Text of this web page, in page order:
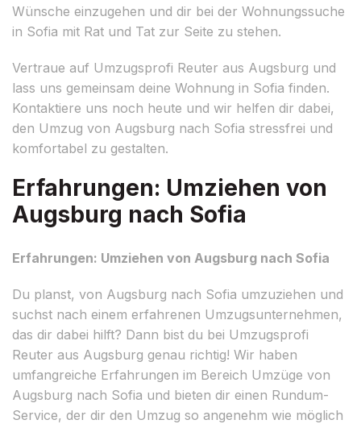
Wünsche einzugehen und dir bei der Wohnungssuche
in Sofia mit Rat und Tat zur Seite zu stehen.
Vertraue auf Umzugsprofi Reuter aus Augsburg und
lass uns gemeinsam deine Wohnung in Sofia finden.
Kontaktiere uns noch heute und wir helfen dir dabei,
den Umzug von Augsburg nach Sofia stressfrei und
komfortabel zu gestalten.
Erfahrungen: Umziehen von
Augsburg nach Sofia
Erfahrungen: Umziehen von Augsburg nach Sofia
Du planst, von Augsburg nach Sofia umzuziehen und
suchst nach einem erfahrenen Umzugsunternehmen,
das dir dabei hilft? Dann bist du bei Umzugsprofi
Reuter aus Augsburg genau richtig! Wir haben
umfangreiche Erfahrungen im Bereich Umzüge von
Augsburg nach Sofia und bieten dir einen Rundum-
Service, der dir den Umzug so angenehm wie möglich